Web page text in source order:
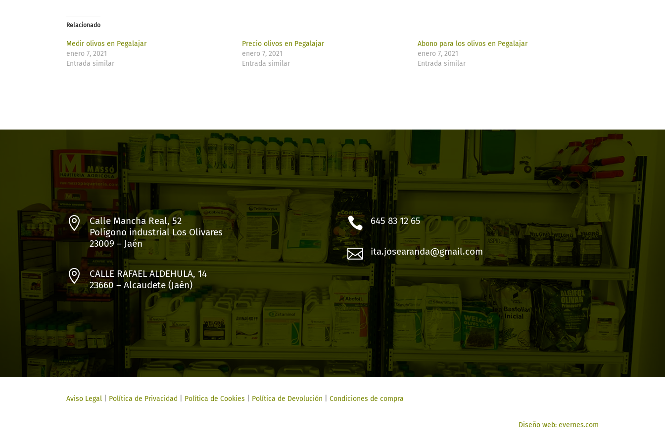
Relacionado
Medir olivos en Pegalajar
enero 7, 2021
Entrada similar
Precio olivos en Pegalajar
enero 7, 2021
Entrada similar
Abono para los olivos en Pegalajar
enero 7, 2021
Entrada similar

Calle Mancha Real, 52
Polígono industrial Los Olivares
23009 – Jaén

CALLE RAFAEL ALDEHULA, 14
23660 – Alcaudete (Jaén)
 645 83 12 65
 ita.josearanda@gmail.com
Aviso Legal Política de Privacidad Política de Cookies Política de Devolución |Condiciones de compra
Diseño web: evernes.com